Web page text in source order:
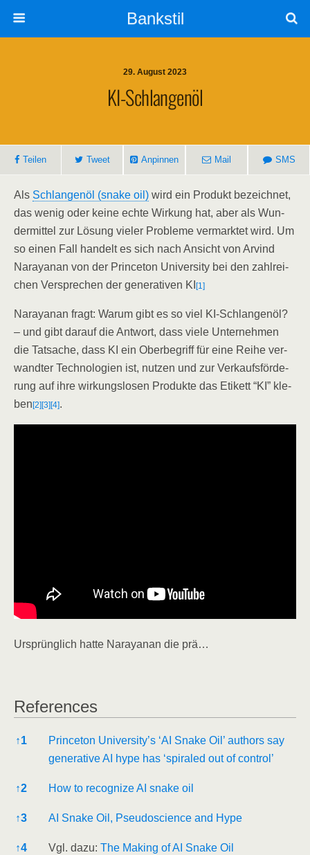
Bankstil
29. August 2023
KI-Schlan­gen­öl
Tei­len Tweet Anpin­nen Mail SMS
Als Schlan­gen­öl (sna­ke oil) wird ein Pro­dukt bezeich­net,
das wenig oder kei­ne ech­te Wir­kung hat, aber als Wun­
der­mit­tel zur Lösung vie­ler Pro­ble­me ver­mark­tet wird. Um
so einen Fall han­delt es sich nach Ansicht von Arvind
Nara­ya­nan von der Prince­ton Uni­ver­si­ty bei den zahl­rei­
chen Ver­spre­chen der gene­ra­ti­ven KI [1]
Nara­ya­nan fragt: War­um gibt es so viel KI-Schlan­gen­öl?
– und gibt dar­auf die Ant­wort, dass vie­le Unter­neh­men
die Tat­sa­che, dass KI ein Ober­be­griff für eine Rei­he ver­
wand­ter Tech­no­lo­gien ist, nut­zen und zur Ver­kaufs­för­de­
rung auf ihre wir­kungs­lo­sen Pro­duk­te das Eti­kett “KI” kle­
ben [2] [3] [4].
Ursprüng­lich hat­te Nara­ya­nan die prä…
Refe­ren­ces
Refe­ren­ces
↑1
Prince­ton University’s ‘AI Sna­ke Oil’ aut­hors say
gene­ra­ti­ve AI hype has ‘spi­ra­led out of control’
↑2 How to reco­gni­ze AI sna­ke oil
↑3 AI Sna­ke Oil, Pseu­do­sci­ence and Hype
↑4 Vgl. dazu: The Making of AI Sna­ke Oil